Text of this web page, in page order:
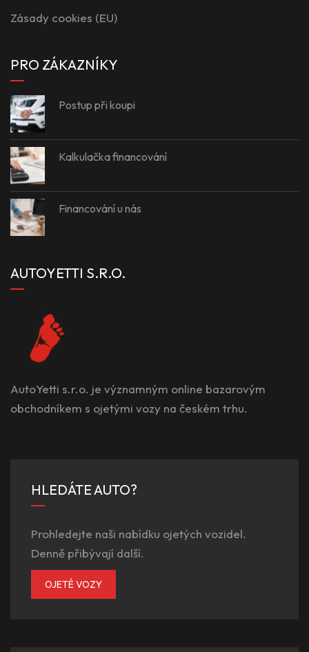
Zásady cookies (EU)
PRO ZÁKAZNÍKY
Postup při koupi
Kalkulačka financování
Financování u nás
AUTOYETTI S.R.O.
AutoYetti s.r.o. je významným online bazarovým
obchodníkem s ojetými vozy na českém trhu.
HLEDÁTE AUTO?
Prohledejte naši nabídku ojetých vozidel.
Denně přibývají další.
OJETÉ VOZY